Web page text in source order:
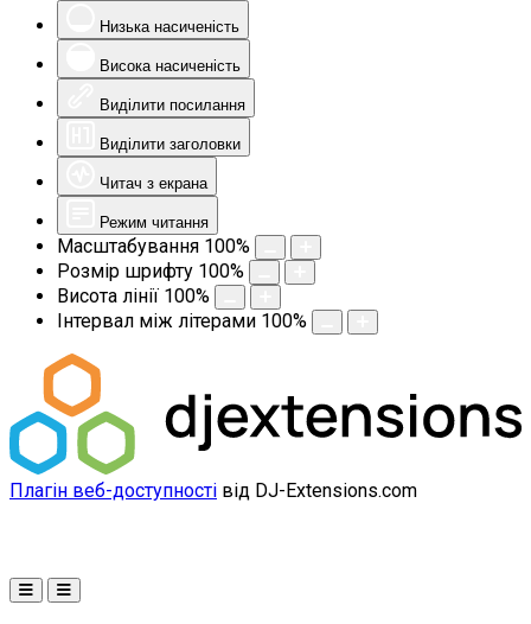
Низька насиченість
Висока насиченість
Виділити посилання
Виділити заголовки
Читач з екрана
Режим читання
Масштабування 100%
Розмір шрифту 100%
Висота лінії 100%
Інтервал між літерами 100%
Плагін веб-доступності від DJ-Extensions.com